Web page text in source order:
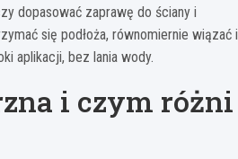
dopasować zaprawę do ściany i
się podłoża, równomiernie wiązać i
aplikacji, bez lania wody.
i czym różni